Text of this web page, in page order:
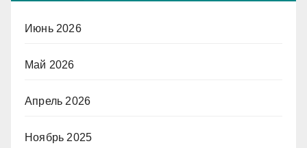
Июнь 2026
Май 2026
Апрель 2026
Ноябрь 2025